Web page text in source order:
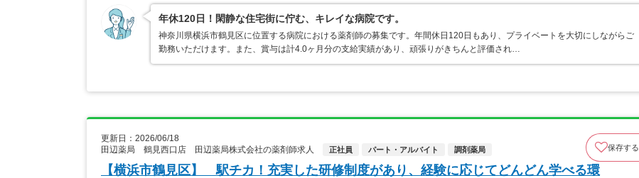
年休120日！閑静な住宅街に佇む、キレイな病院です。
神奈川県横浜市鶴見区に位置する病院における薬剤師の募集です。年間休日120日もあり、プライベートを大切にしながらご
勤務いただけます。また、賞与は計4.0ヶ月分の支給実績があり、頑張りがきちんと評価され…
更新日：2026/06/18
田辺薬局 鶴見西口店 田辺薬局株式会社の薬剤師求人
正社員 パート・アルバイト 調剤薬局 保存する
【横浜市鶴見区】 駅チカ！充実した研修制度があり、経験に応じてどんどん学べる環